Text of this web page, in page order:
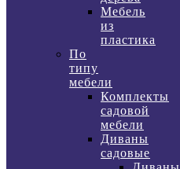
Мебель
из
пластика
По
типу
мебели
Комплекты
садовой
мебели
Диваны
садовые